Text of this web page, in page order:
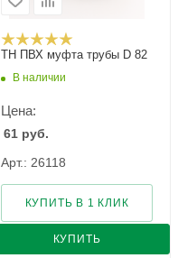
ТН ПВХ муфта трубы D 82
В наличии
Цена:
61 руб.
Арт.: 26118
КУПИТЬ
КУПИТЬ В 1 КЛИК